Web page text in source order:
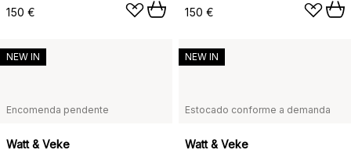
150 €
150 €
Encomenda pendente
Watt & Veke
NEW IN
Estocado conforme a demanda
Watt & Veke
NEW IN